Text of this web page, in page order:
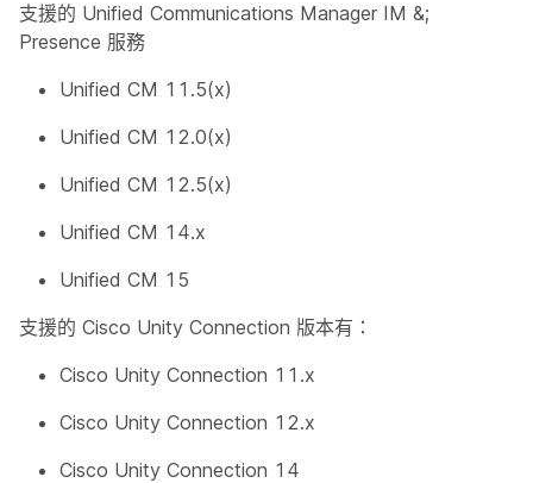
支援的 Unified Communications Manager IM &;
Presence 服務
Unified CM 11.5(x)
Unified CM 12.0(x)
Unified CM 12.5(x)
Unified CM 14.x
Unified CM 15
支援的 Cisco Unity Connection 版本有：
Cisco Unity Connection 11.x
Cisco Unity Connection 12.x
Cisco Unity Connection 14